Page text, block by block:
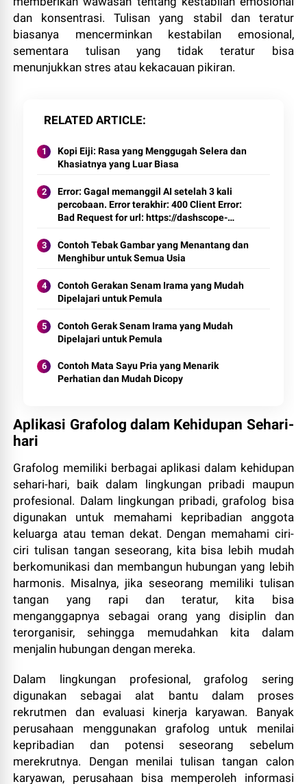
dan konsentrasi. Tulisan yang stabil dan teratur
biasanya mencerminkan kestabilan emosional,
sementara tulisan yang tidak teratur bisa
menunjukkan stres atau kekacauan pikiran.
RELATED ARTICLE
Kopi Eiji: Rasa yang Menggugah Selera dan
Khasiatnya yang Luar Biasa
Error: Gagal memanggil AI setelah 3 kali
percobaan. Error terakhir: 400 Client Error:
Bad Request for url: https://dashscope-
mode/v1/chat/completions
Contoh Tebak Gambar yang Menantang dan
Menghibur untuk Semua Usia
Contoh Gerakan Senam Irama yang Mudah
Dipelajari untuk Pemula
Contoh Gerak Senam Irama yang Mudah
Dipelajari untuk Pemula
Contoh Mata Sayu Pria yang Menarik
Perhatian dan Mudah Dicopy
Aplikasi Grafolog dalam Kehidupan Sehari-
hari
Grafolog memiliki berbagai aplikasi dalam kehidupan
sehari-hari, baik dalam lingkungan pribadi maupun
profesional. Dalam lingkungan pribadi, grafolog bisa
digunakan untuk memahami kepribadian anggota
keluarga atau teman dekat. Dengan memahami ciri-
ciri tulisan tangan seseorang, kita bisa lebih mudah
berkomunikasi dan membangun hubungan yang lebih
harmonis. Misalnya, jika seseorang memiliki tulisan
tangan yang rapi dan teratur, kita bisa
menganggapnya sebagai orang yang disiplin dan
terorganisir, sehingga memudahkan kita dalam
menjalin hubungan dengan mereka.
Dalam lingkungan profesional, grafolog sering
digunakan sebagai alat bantu dalam proses
rekrutmen dan evaluasi kinerja karyawan. Banyak
perusahaan menggunakan grafolog untuk menilai
kepribadian dan potensi seseorang sebelum
merekrutnya. Dengan menilai tulisan tangan calon
karyawan, perusahaan bisa memperoleh informasi